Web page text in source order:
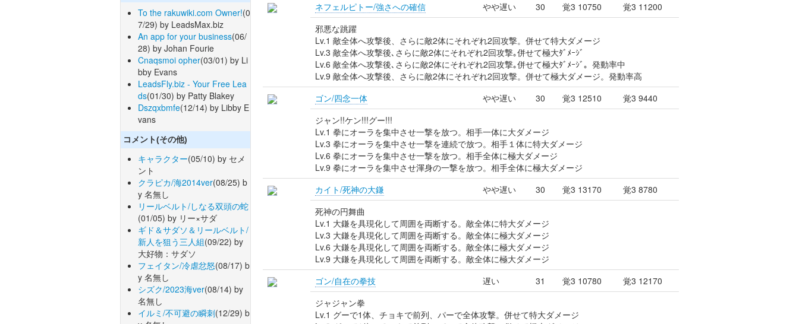
To the rakuwiki.com Owner!(0
7/29) by LeadsMax.biz
An app for your business(06/
28) by Johan Fourie
Cnaqsmoi opher(03/01) by Li
bby Evans
LeadsFly.biz - Your Free Lea
ds(01/30) by Patty Blakey
Dszqxbmfe(12/14) by Libby E
vans
コメント(その他)
キャラクター(05/10) by セメ
ント
クラピカ/海2014ver(08/25) b
y 名無し
リールベルト/しなる双頭の蛇
(01/05) by リー×サダ
ギド＆サダソ＆リールベルト/
新人を狙う三人組(09/22) by
大好物：サダソ
フェイタン/冷虐忿怒(08/17) b
y 名無し
シズク/2023海ver(08/14) by
名無し
イルミ/不可避の瞬刺(12/29) b
ネフェルピトー/強さへの確信
やや遅い 30 覚3 10750
覚3 11200
邪悪な跳躍
Lv.1 敵全体へ攻撃後、さらに敵2体にそれぞれ2回攻撃。併せて特大ダメージ
Lv.3 敵全体へ攻撃後､さらに敵2体にそれぞれ2回攻撃｡併せて極大ﾀﾞﾒｰｼﾞ
Lv.6 敵全体へ攻撃後､さらに敵2体にそれぞれ2回攻撃｡併せて極大ﾀﾞﾒｰｼﾞ。発動率中
Lv.9 敵全体へ攻撃後、さらに敵2体にそれぞれ2回攻撃。併せて極大ダメージ。発動率高
ゴン/四念一体
やや遅い 30 覚3 12510
覚3 9440
ジャン!!ケン!!!グー!!!
Lv.1 拳にオーラを集中させ一撃を放つ。相手一体に大ダメージ
Lv.3 拳にオーラを集中させ一撃を連続で放つ。相手１体に特大ダメージ
Lv.6 拳にオーラを集中させ一撃を放つ。相手全体に極大ダメージ
Lv.9 拳にオーラを集中させ渾身の一撃を放つ。相手全体に極大ダメージ
カイト/死神の大鎌
やや遅い 30 覚3 13170
覚3 8780
死神の円舞曲
Lv.1 大鎌を具現化して周囲を両断する。敵全体に特大ダメージ
Lv.3 大鎌を具現化して周囲を両断する。敵全体に極大ダメージ
Lv.6 大鎌を具現化して周囲を両断する。敵全体に極大ダメージ
Lv.9 大鎌を具現化して周囲を両断する。敵全体に極大ダメージ
ゴン/自在の拳技
遅い 31 覚3 10780
覚3 12170
ジャジャン拳
Lv.1 グーで1体、チョキで前列、パーで全体攻撃。併せて特大ダメージ